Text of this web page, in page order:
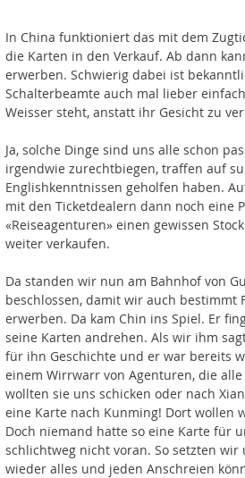
In China funktioniert das mit dem
die Karten in den Verkauf. Ab dann
erwerben. Schwierig dabei ist
Schalterbeamte auch mal lieber
Weisser steht, anstatt ihr Gesicht zu
Ja, solche Dinge sind uns alle schon
irgendwie zurechtbiegen, traffen auf
Englishkenntnissen geholfen haben.
mit den Ticketdealern dann noch eine
«Reiseagenturen» einen gewissen
weiter verkaufen.
Da standen wir nun am Bahnhof von
beschlossen, damit wir auch bestimmt
erwerben. Da kam Chin ins Spiel. Er
seine Karten andrehen. Als wir ihm
für ihn Geschichte und er war bereits
einem Wirrwarr von Agenturen, die
wollten sie uns schicken oder nach
eine Karte nach Kunming! Dort wollen
Doch niemand hatte so eine Karte für
schlichtweg nicht voran. So setzten
wieder alles und jeden Anschreien